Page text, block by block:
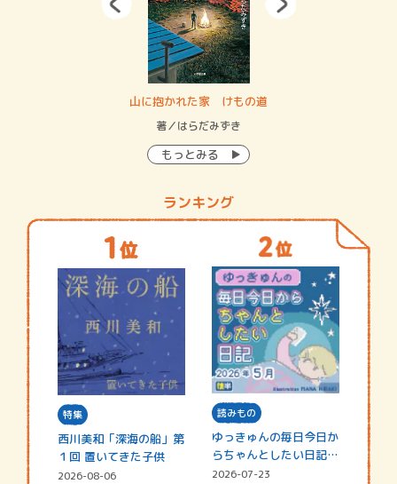
山に抱かれた家 けもの道
著／はらだみずき
もっとみる
ランキング
特集
西川美和「深海の船」第
１回 置いてきた子供
2026-08-06
読みもの
ゆっきゅんの毎日今日か
らちゃんとしたい日記
☆202…
2026-07-23